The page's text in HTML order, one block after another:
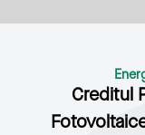
Creditul